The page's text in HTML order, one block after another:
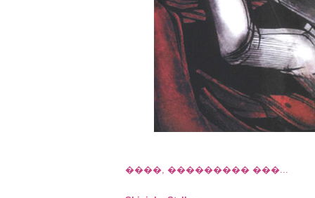
����, ��������� ���...